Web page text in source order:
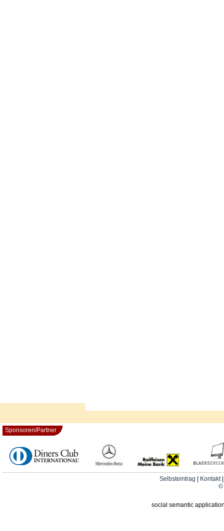
Sponsoren/Partner
Selbsteintrag Kontakt
©
social semantic